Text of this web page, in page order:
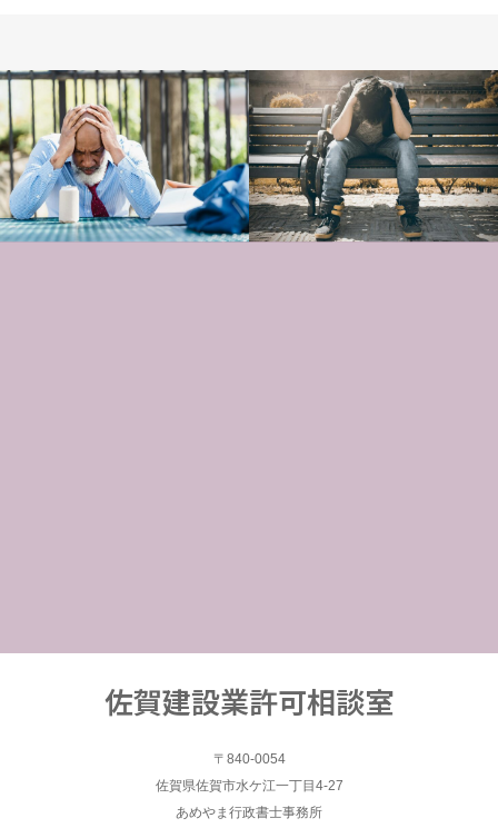
佐賀建設業許可相談室
〒840-0054
佐賀県佐賀市水ケ江一丁目4-27
あめやま行政書士事務所